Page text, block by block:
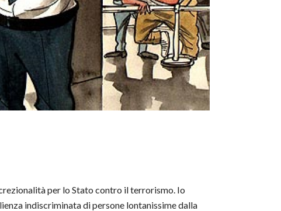
per lo Stato contro il terrorismo. Io
indiscriminata di persone lontanissime dalla